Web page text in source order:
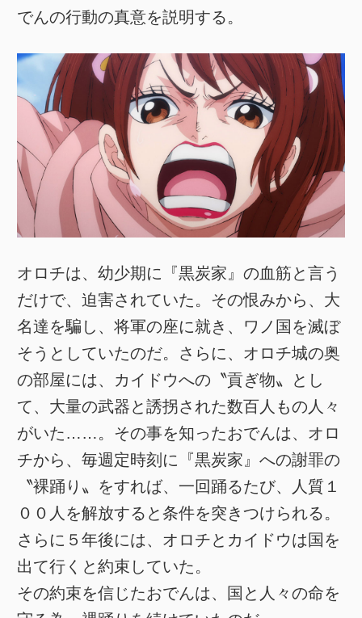
でんの行動の真意を説明する。
オロチは、幼少期に『黒炭家』の血筋と言う
だけで、迫害されていた。その恨みから、大
名達を騙し、将軍の座に就き、ワノ国を滅ぼ
そうとしていたのだ。さらに、オロチ城の奥
の部屋には、カイドウへの〝貢ぎ物〟とし
て、大量の武器と誘拐された数百人もの人々
がいた……。その事を知ったおでんは、オロ
チから、毎週定時刻に『黒炭家』への謝罪の
〝裸踊り〟をすれば、一回踊るたび、人質１
００人を解放すると条件を突きつけられる。
さらに５年後には、オロチとカイドウは国を
出て行くと約束していた。
その約束を信じたおでんは、国と人々の命を